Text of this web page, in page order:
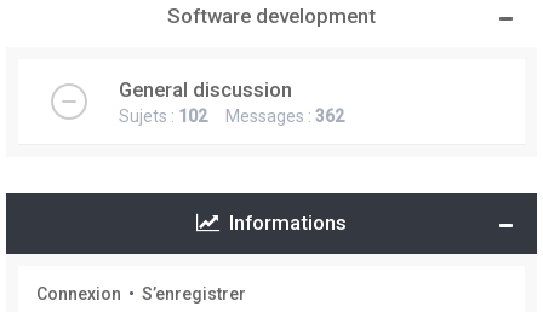
Software development
General discussion
Sujets : 102Messages : 362
Informations
Connexion • S’enregistrer